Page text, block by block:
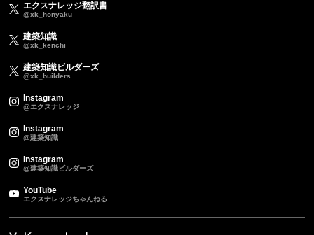
エクスナレッジ翻訳書
@xk_honyaku
建築知識
@xk_kenchi
建築知識ビルダーズ
@xk_builders
Instagram
@エクスナレッジ
Instagram
@建築知識
Instagram
@建築知識ビルダーズ
YouTube
エクスナレッジちゃんねる